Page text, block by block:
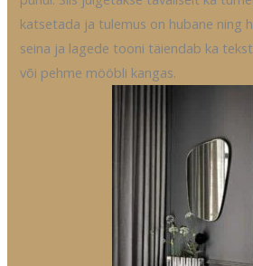
katsetada ja tulemus on hubane ning
seina ja lagede tooni täiendab ka
või pehme mööbli kangas.